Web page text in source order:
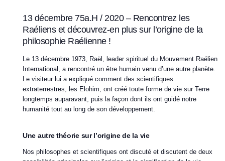
13 décembre 75a.H / 2020 – Rencontrez les
Raéliens et découvrez-en plus sur l’origine de la
philosophie Raélienne !
Le 13 décembre 1973, Raël, leader spirituel du Mouvement Raélien
International, a rencontré un être humain venu d’une autre planète.
Le visiteur lui a expliqué comment des scientifiques
extraterrestres, les Elohim, ont créé toute forme de vie sur Terre
longtemps auparavant, puis la façon dont ils ont guidé notre
humanité tout au long de son développement.
Une autre théorie sur l’origine de la vie
Nos philosophes et scientifiques ont discuté et discutent de deux